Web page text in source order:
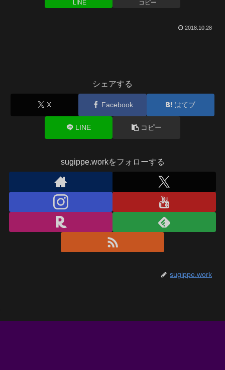
LINE コピー
2018.10.28
シェアする
X Facebook はてブ
LINE コピー
sugippe.workをフォローする
sugippe.work